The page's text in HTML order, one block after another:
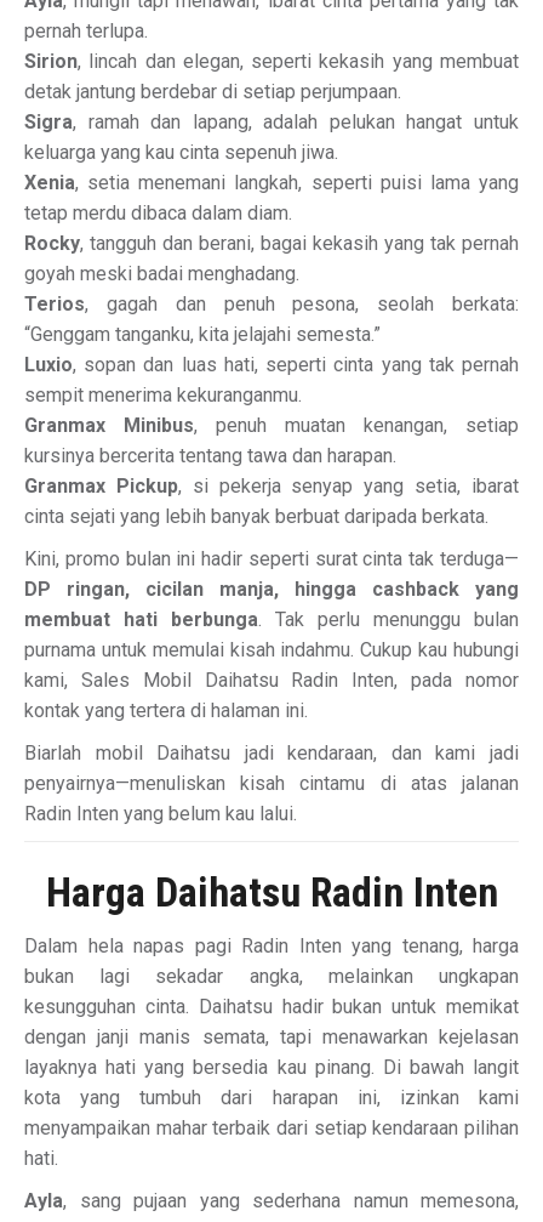
pernah terlupa.
Sirion, lincah dan elegan, seperti kekasih yang membuat
detak jantung berdebar di setiap perjumpaan.
Sigra, ramah dan lapang, adalah pelukan hangat untuk
keluarga yang kau cinta sepenuh jiwa.
Xenia, setia menemani langkah, seperti puisi lama yang
tetap merdu dibaca dalam diam.
Rocky, tangguh dan berani, bagai kekasih yang tak pernah
goyah meski badai menghadang.
Terios, gagah dan penuh pesona, seolah berkata:
“Genggam tanganku, kita jelajahi semesta.”
Luxio, sopan dan luas hati, seperti cinta yang tak pernah
sempit menerima kekuranganmu.
Granmax Minibus, penuh muatan kenangan, setiap
kursinya bercerita tentang tawa dan harapan.
Granmax Pickup, si pekerja senyap yang setia, ibarat
cinta sejati yang lebih banyak berbuat daripada berkata.
Kini, promo bulan ini hadir seperti surat cinta tak terduga—
DP ringan, cicilan manja, hingga cashback yang
membuat hati berbunga. Tak perlu menunggu bulan
purnama untuk memulai kisah indahmu. Cukup kau hubungi
kami, Sales Mobil Daihatsu Radin Inten, pada nomor
kontak yang tertera di halaman ini.
Biarlah mobil Daihatsu jadi kendaraan, dan kami jadi
penyairnya—menuliskan kisah cintamu di atas jalanan
Radin Inten yang belum kau lalui.
Harga Daihatsu Radin Inten
Dalam hela napas pagi Radin Inten yang tenang, harga
bukan lagi sekadar angka, melainkan ungkapan
kesungguhan cinta. Daihatsu hadir bukan untuk memikat
dengan janji manis semata, tapi menawarkan kejelasan
layaknya hati yang bersedia kau pinang. Di bawah langit
kota yang tumbuh dari harapan ini, izinkan kami
menyampaikan mahar terbaik dari setiap kendaraan pilihan
hati.
Ayla, sang pujaan yang sederhana namun memesona,